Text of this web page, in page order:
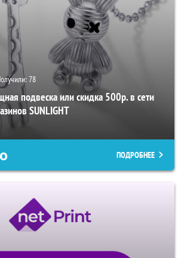
78
подвеска или скидка 500р. в сети
SUNLIGHT
ПОДРОБНЕЕ